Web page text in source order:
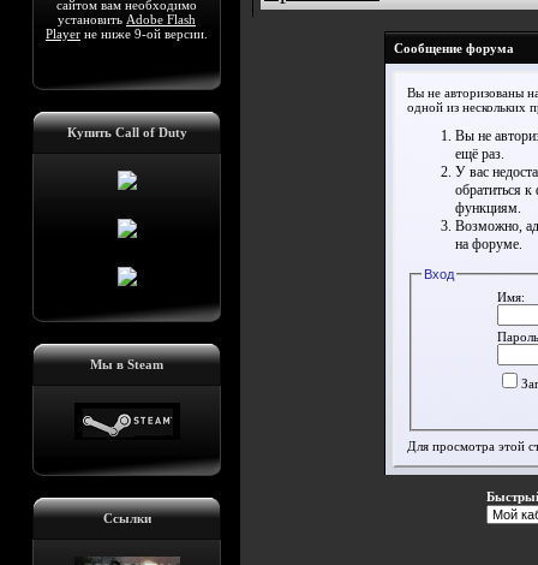
сайтом вам необходимо
установить Adobe Flash
Player не ниже 9-ой версии.
Купить Call of Duty
Мы в Steam
Ссылки
Сообщение форума
Вы не авторизованы
одной из нескольких
Вы не
ещё раз.
У вас
обратиться
функциям.
Возможно,
на форуме.
Вход
Имя:
Для просмотра этой